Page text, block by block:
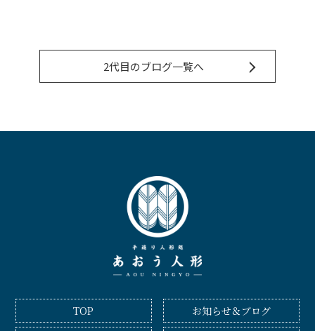
2代目のブログ一覧へ
TOP
お知らせ＆ブログ